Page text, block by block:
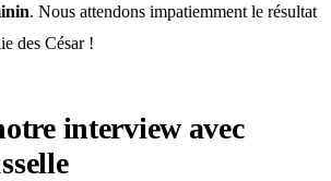
. Nous attendons impatiemment le résultat
des César !
interview avec